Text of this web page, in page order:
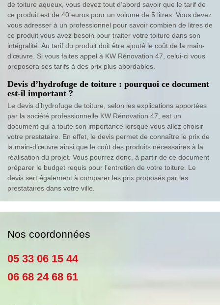
de toiture aqueux, vous devez tout d’abord savoir que le tarif de
ce produit est de 40 euros pour un volume de 5 litres. Vous devez
vous adresser à un professionnel pour savoir combien de litres de
ce produit vous avez besoin pour traiter votre toiture dans son
intégralité. Au tarif du produit doit être ajouté le coût de la main-
d’œuvre. Si vous faites appel à KW Rénovation 47, celui-ci vous
proposera ses tarifs à des prix plus abordables.
Devis d’hydrofuge de toiture : pourquoi ce document
est-il important ?
Le devis d’hydrofuge de toiture, selon les explications apportées
par la société professionnelle KW Rénovation 47, est un
document qui a toute son importance lorsque vous allez choisir
votre prestataire. En effet, le devis permet de connaître le prix de
la main-d’œuvre ainsi que le coût des produits nécessaires à la
réalisation du projet. Vous pourrez donc, à partir de ce document
préparer le budget requis pour l’entretien de votre toiture. Le
devis sert également à comparer les prix proposés par les
prestataires dans votre ville.
Nos coordonnées
05 33 06 15 44
06 68 24 68 61